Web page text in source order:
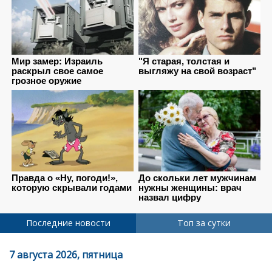
Последние новости Топ за сутки
7 августа 2026, пятница